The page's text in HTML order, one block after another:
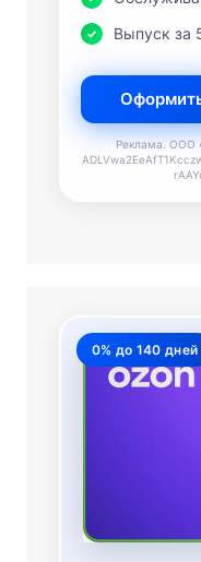
Выпуск за
Реклама. ООО
0% до 140 дней